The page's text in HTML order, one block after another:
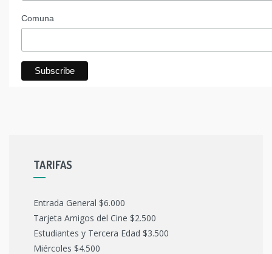
Comuna
TARIFAS
Entrada General $6.000
Tarjeta Amigos del Cine $2.500
Estudiantes y Tercera Edad $3.500
Miércoles $4.500